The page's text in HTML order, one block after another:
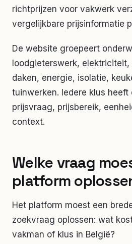
richtprijzen voor vakwerk
vergelijkbare prijsinformatie
De website groepeert
loodgieterswerk, elektriciteit,
daken, energie, isolatie,
tuinwerken. Iedere klus heeft
prijsvraag, prijsbereik,
context.
Welke vraag
platform
Het platform moest een
zoekvraag oplossen: wat
vakman of klus in België?